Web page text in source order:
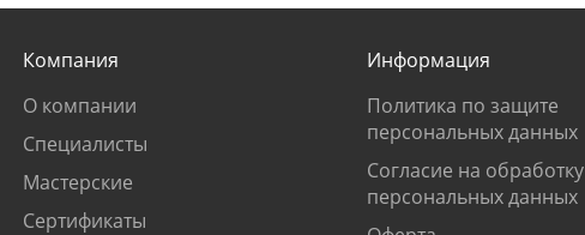
Компания
О компании
Специалисты
Мастерские
Сертификаты
Информация
Политика по защите
персональных данных
Согласие на обработку
персональных данных